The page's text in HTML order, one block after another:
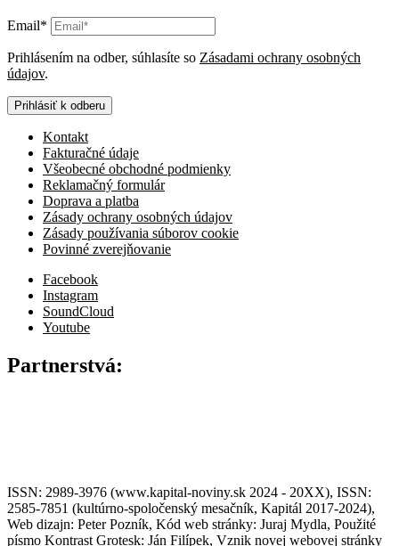
Email*
Prihlásením na odber, súhlasíte so Zásadami ochrany osobných
údajov.
Prihlásiť k odberu
Kontakt
Fakturačné údaje
Všeobecné obchodné podmienky
Reklamačný formulár
Doprava a platba
Zásady ochrany osobných údajov
Zásady používania súborov cookie
Povinné zverejňovanie
Facebook
Instagram
SoundCloud
Youtube
Partnerstvá:
ISSN: 2989-3976 (www.kapital-noviny.sk 2024 - 20XX), ISSN:
2585-7851 (kultúrno-spoločenský mesačník, Kapitál 2017-2024),
Web dizajn: Peter Pozník, Kód web stránky: Juraj Mydla, Použité
písmo Kontrast Grotesk: Ján Filípek, Vznik novej webovej stránky